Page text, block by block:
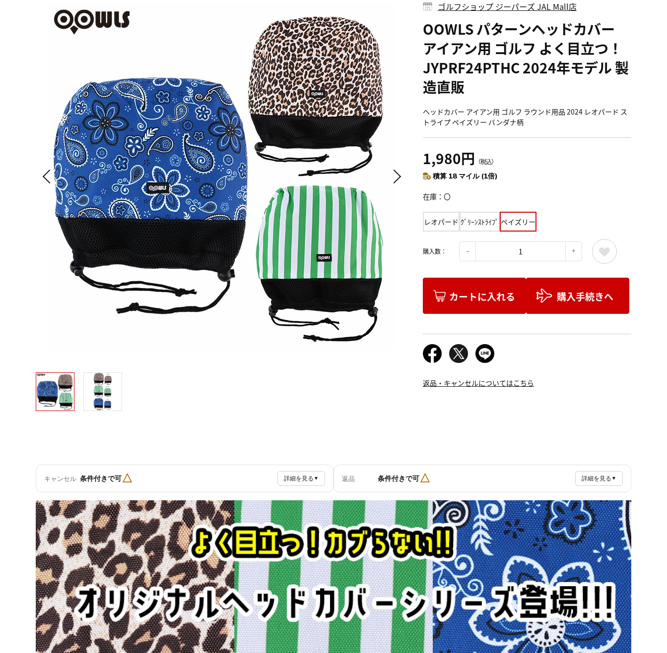
ゴルフショップ ジーパーズ JAL Mall店
OOWLS パターンヘッドカバー
アイアン用 ゴルフ よく目立つ！
JYPRF24PTHC 2024年モデル 製
造直販
ヘッドカバー アイアン用 ゴルフ ラウンド用品 2024 レオパード ス
トライプ ペイズリー バンダナ柄
1,980円 （税込）
積算 18 マイル (1倍)
在庫 〇
レオパード ｸﾞﾘｰﾝｽﾄﾗｲﾌﾟ ペイズリー
購入数：
カートに入れる 購入手続きへ
返品・キャンセルについてはこちら
キャンセル 条件付きで可△ 詳細を見る ▼ 返品 条件付きで可△ 詳細を見る ▼